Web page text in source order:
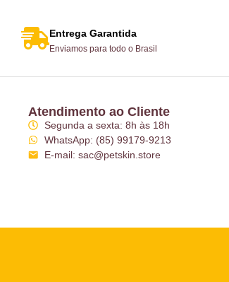
Entrega Garantida
Enviamos para todo o Brasil
Atendimento ao Cliente
Segunda a sexta: 8h às 18h
WhatsApp: (85) 99179-9213
E-mail: sac@petskin.store